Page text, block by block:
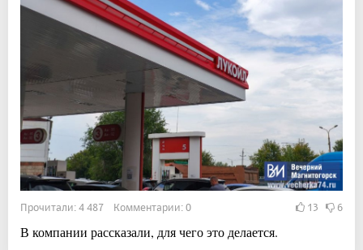
Прочитали: 4 487 Комментарии: 0 13 6
В компании рассказали, для чего это делается.